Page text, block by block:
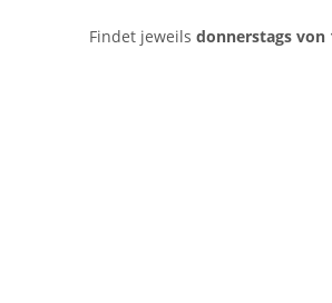
Findet jeweils donnerstags von